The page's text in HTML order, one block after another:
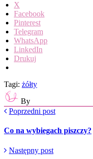
X
Facebook
Pinterest
Telegram
WhatsApp
LinkedIn
Drukuj
Tagi: żółty
By
Poprzedni post
Co na wybiegach piszczy?
Następny post